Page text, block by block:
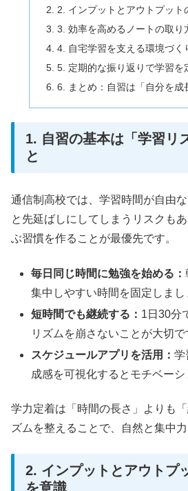
2. インプットとアウトプット
3. 効率を高めるノートの取り
4. 自宅学習を支える環境づく
5. 定期的な振り返りで学習を
6. まとめ：自習は「自分を成
1. 自習の基本は「学習リ
と
通信制高校では、学習時間が自由
と先延ばしにしてしまうリスクも
ぶ習慣を作ることが最優先です。
毎日同じ時間に勉強を始める：
集中しやすい時間を固定しまし
短時間でも継続する： 1日30分
リズムを崩さないことが大切で
スケジュールアプリを活用：学
成感を可視化するとモチベーシ
学力定着は「時間の長さ」よりも
ズムを整えることで、自然と集中力
2. インプットとアウトプ
を意識